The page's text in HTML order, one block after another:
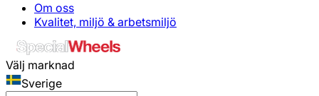
Om oss
Kvalitet, miljö & arbetsmiljö
Välj marknad
Sverige